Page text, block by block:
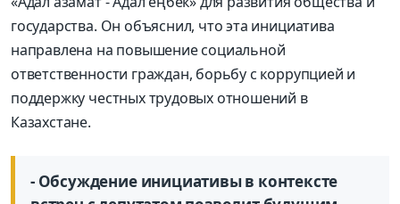
государства. Он объяснил, что эта инициатива
направлена на повышение социальной
ответственности граждан, борьбу с коррупцией и
поддержку честных трудовых отношений в
Казахстане.
- Обсуждение инициативы в контексте